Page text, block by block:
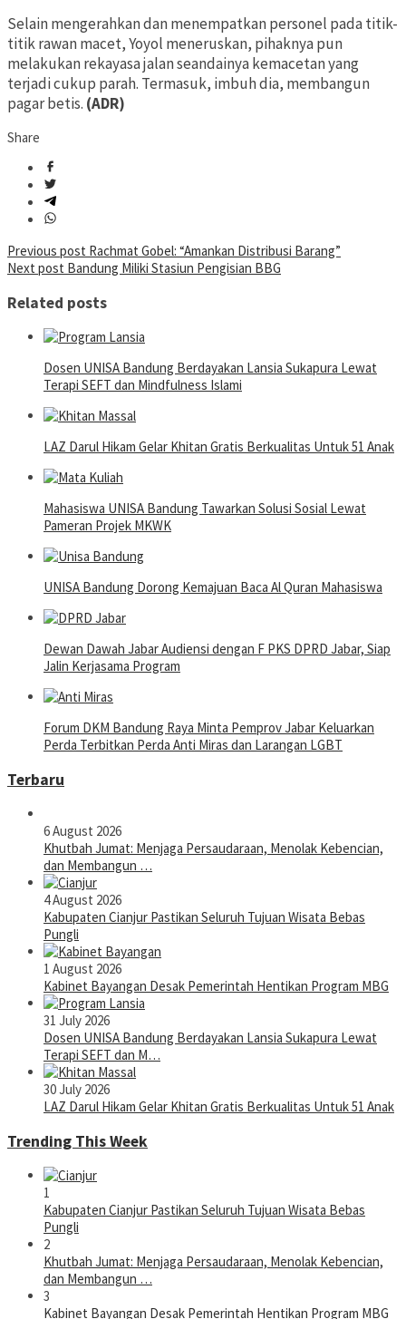
Selain mengerahkan dan menempatkan personel pada titik-
titik rawan macet, Yoyol meneruskan, pihaknya pun
melakukan rekayasa jalan seandainya kemacetan yang
terjadi cukup parah. Termasuk, imbuh dia, membangun
pagar betis. (ADR)
Share
Post
navigation
Previous post Rachmat Gobel: “Amankan Distribusi Barang”
Next post Bandung Miliki Stasiun Pengisian BBG
Related posts
Dosen UNISA Bandung Berdayakan Lansia Sukapura Lewat
Terapi SEFT dan Mindfulness Islami
LAZ Darul Hikam Gelar Khitan Gratis Berkualitas Untuk 51 Anak
Mahasiswa UNISA Bandung Tawarkan Solusi Sosial Lewat
Pameran Projek MKWK
UNISA Bandung Dorong Kemajuan Baca Al Quran Mahasiswa
Dewan Dawah Jabar Audiensi dengan F PKS DPRD Jabar, Siap
Jalin Kerjasama Program
Forum DKM Bandung Raya Minta Pemprov Jabar Keluarkan
Perda Terbitkan Perda Anti Miras dan Larangan LGBT
Terbaru
6 August 2026
Khutbah Jumat: Menjaga Persaudaraan, Menolak Kebencian,
dan Membangun …
4 August 2026
Kabupaten Cianjur Pastikan Seluruh Tujuan Wisata Bebas
Pungli
1 August 2026
Kabinet Bayangan Desak Pemerintah Hentikan Program MBG
31 July 2026
Dosen UNISA Bandung Berdayakan Lansia Sukapura Lewat
Terapi SEFT dan M…
30 July 2026
LAZ Darul Hikam Gelar Khitan Gratis Berkualitas Untuk 51 Anak
Trending This Week
1
Kabupaten Cianjur Pastikan Seluruh Tujuan Wisata Bebas
Pungli
2
Khutbah Jumat: Menjaga Persaudaraan, Menolak Kebencian,
dan Membangun …
3
Kabinet Bayangan Desak Pemerintah Hentikan Program MBG